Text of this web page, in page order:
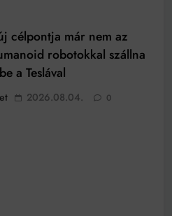
célpontja már nem az
robotokkal szállna
a Teslával
2026.08.04. 0